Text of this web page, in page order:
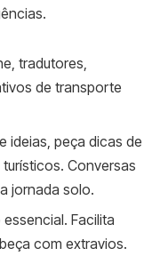
tradutores,
de transporte
ideias, peça dicas de
Conversas
jornada solo.
Facilita
com extravios.